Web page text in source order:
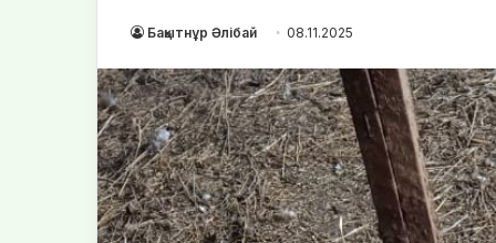
Бақытнұр Әлібай 08.11.2025